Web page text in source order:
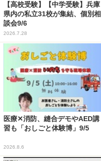
【高校受験】【中学受験】兵庫
県内の私立31校が集結、個別相
談会9/6
2026.7.28
医療✕消防、縫合デモやAED講
習も「おしごと体験博」9/5
2026.8.6